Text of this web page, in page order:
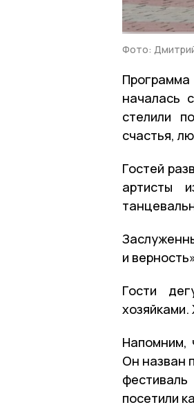
Фото:
началась
стелили
счастья,
Гостей
артисты
и
Гости
Напомним,
Он назван
посетили